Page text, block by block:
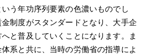
う年功序列要素の色濃いものでし
制度がスタンダードとなり、大手企
と普及していくことになります。ま
系と共に、当時の労働省の指導によ